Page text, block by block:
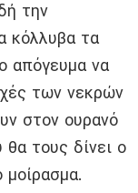
την
κόλλυβα τα
απόγευμα να
των νεκρών
στον ουρανό
τους δίνει ο
μοίρασμα.